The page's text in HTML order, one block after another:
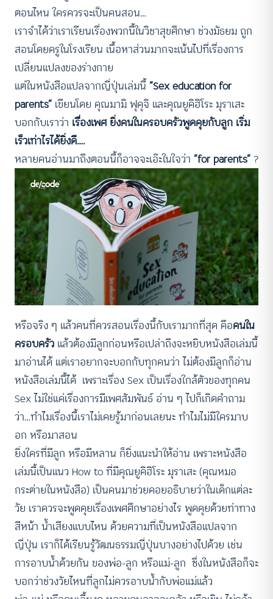
ตอนไหน ใครควรจะเป็นคนสอน…
เราจำได้ว่าเราเรียนเรื่องพวกนี้ในวิชาสุขศึกษา ช่วงมัธยม ถูก
สอนโดยครูในโรงเรียน เนื้อหาส่วนมากจะเน้นไปที่เรื่องการ
เปลี่ยนแปลงของร่างกาย
แต่ในหนังสือแปลจากญี่ปุ่นเล่มนี้ “Sex education for
parents” เขียนโดย คุณมามิ ฟุคุจิ และคุณยูคิฮิโระ มุราเสะ
บอกกับเราว่า เรื่องเพศ ยิ่งคนในครอบครัวพูดคุยกับลูก เริ่ม
เร็วเท่าไรได้ยิ่งดี….
หลายคนอ่านมาถึงตอนนี้ก็อาจจะเอ๊ะในใจว่า “for parents”?
หรือจริง ๆ แล้วคนที่ควรสอนเรื่องนี้กับเรามากที่สุด คือคนใน
ครอบครัว แล้วต้องมีลูกก่อนหรือเปล่าถึงจะหยิบหนังสือเล่มนี้
มาอ่านได้ แต่เราอยากจะบอกกับทุกคนว่า ไม่ต้องมีลูกก็อ่าน
หนังสือเล่มนี้ได้ เพราะเรื่อง Sex เป็นเรื่องใกล้ตัวของทุกคน
Sex ไม่ใช่แค่เรื่องการมีเพศสัมพันธ์ อ่าน ๆ ไปก็เกิดคำถาม
ว่า…ทำไมเรื่องนี้เราไม่เคยรู้มาก่อนเลยนะ ทำไมไม่มีใครมาบ
อก หรือมาสอน
ยิ่งใครที่มีลูก หรือมีหลาน ก็ยิ่งแนะนำให้อ่าน เพราะหนังสือ
เล่มนี้เป็นแนว How to ที่มีคุณยูคิฮิโระ มุราเสะ (คุณหมอ
กระต่ายในหนังสือ) เป็นคนมาช่วยคอยอธิบายว่าในเด็กแต่ละ
วัย เราควรจะพูดคุยเรื่องเพศศึกษาอย่างไร พูดคุยด้วยท่าทาง
สีหน้า น้ำเสียงแบบไหน ด้วยความที่เป็นหนังสือแปลจาก
ญี่ปุ่น เราก็ได้เรียนรู้วัฒนธรรมญี่ปุ่นบางอย่างไปด้วย เช่น
การอาบน้ำด้วยกัน ของพ่อ-ลูก หรือแม่-ลูก ซึ่งในหนังสือก็จะ
บอกว่าช่วงวัยไหนที่ลูกไม่ควรอาบน้ำกับพ่อแม่แล้ว